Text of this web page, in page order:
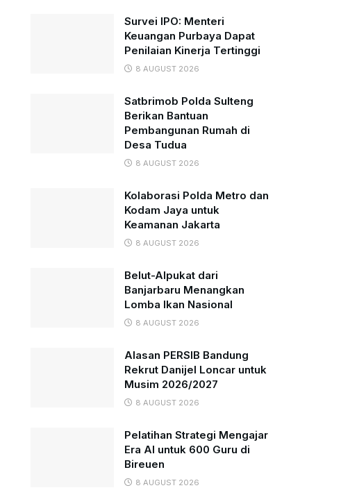
Survei IPO: Menteri
Keuangan Purbaya Dapat
Penilaian Kinerja Tertinggi
8 AUGUST 2026
Satbrimob Polda Sulteng
Berikan Bantuan
Pembangunan Rumah di
Desa Tudua
8 AUGUST 2026
Kolaborasi Polda Metro dan
Kodam Jaya untuk
Keamanan Jakarta
8 AUGUST 2026
Belut-Alpukat dari
Banjarbaru Menangkan
Lomba Ikan Nasional
8 AUGUST 2026
Alasan PERSIB Bandung
Rekrut Danijel Loncar untuk
Musim 2026/2027
8 AUGUST 2026
Pelatihan Strategi Mengajar
Era AI untuk 600 Guru di
Bireuen
8 AUGUST 2026